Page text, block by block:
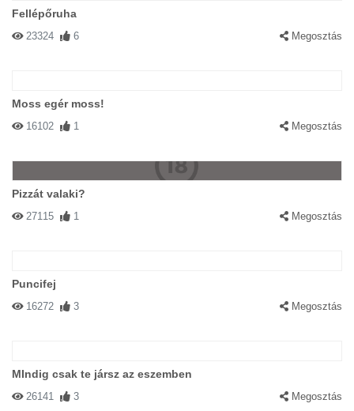
Fellépőruha
23324 6 Megosztás
Moss egér moss!
16102 1 Megosztás
Pizzát valaki?
27115 1 Megosztás
Puncifej
16272 3 Megosztás
MIndig csak te jársz az eszemben
26141 3 Megosztás